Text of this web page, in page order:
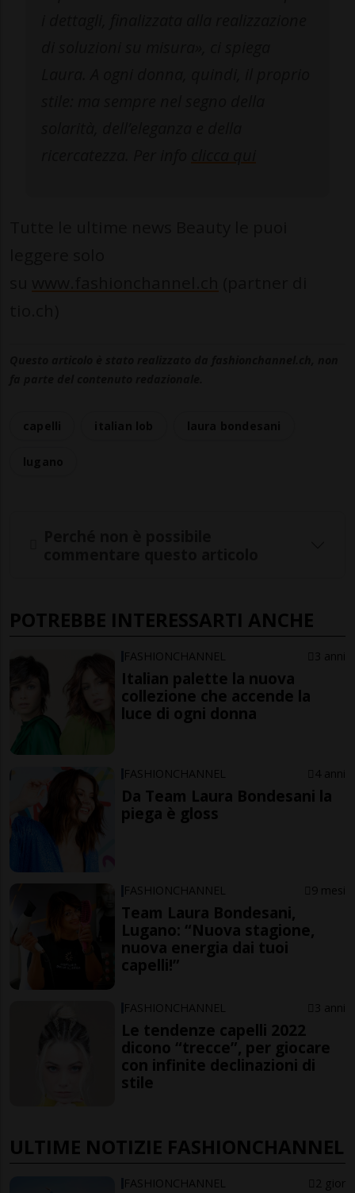
POTREBBE INTERESSARTI ANCHE
FASHIONCHANNEL 3 anni
Italian palette la nuova
collezione che accende la
luce di ogni donna
FASHIONCHANNEL 4 anni
Da Team Laura Bondesani la
piega è gloss
FASHIONCHANNEL 9 mesi
Team Laura Bondesani,
Lugano: “Nuova stagione,
nuova energia dai tuoi
capelli!”
FASHIONCHANNEL 3 anni
Le tendenze capelli 2022
dicono “trecce”, per giocare
con infinite declinazioni di
stile
ULTIME NOTIZIE FASHIONCHANNEL
FASHIONCHANNEL 2 gior